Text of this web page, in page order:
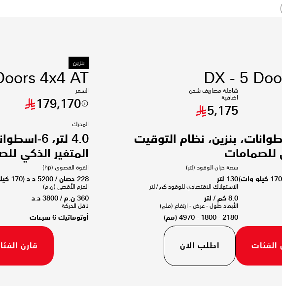
DX - 5
شاملة مصاريف شحن
اضافية
5,175
6-اسطوانات، بنزين، نظام التوقيت
للصمامات
سعة خزان الوقود (لتر)
130 لتر
الاستهلاك الاقتصادي للوقود كم / لتر
8.0 كم / لتر
الأبعاد طول - عرض - ارتفاع (ملم)
2180 - 1800 - 4970 (مم)
الفئات اطلب الان
بنزين
4x4 AT
السعر
179,170
المحرك
4.0 لتر،
المتغير الذكي
القوة القصوى (hp)
228 حصان / 5200 د.د (170 كيلو وات)
العزم الأقصى (ن.م)
360 ن.م / 3800 د.د
ناقل الحركة
أوتوماتيك 6 سرعات
قارن